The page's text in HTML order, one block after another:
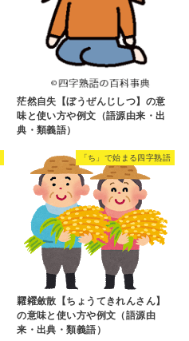
茫然自失【ぼうぜんじしつ】の意
味と使い方や例文（語源由来・出
典・類義語）
「ち」で始まる四字熟語
糶糴斂散【ちょうてきれんさん】
の意味と使い方や例文（語源由
来・出典・類義語）